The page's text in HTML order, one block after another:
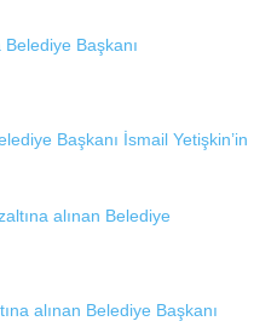
Başkanı İsmail Yetişkin’in
alınan Belediye Başkanı